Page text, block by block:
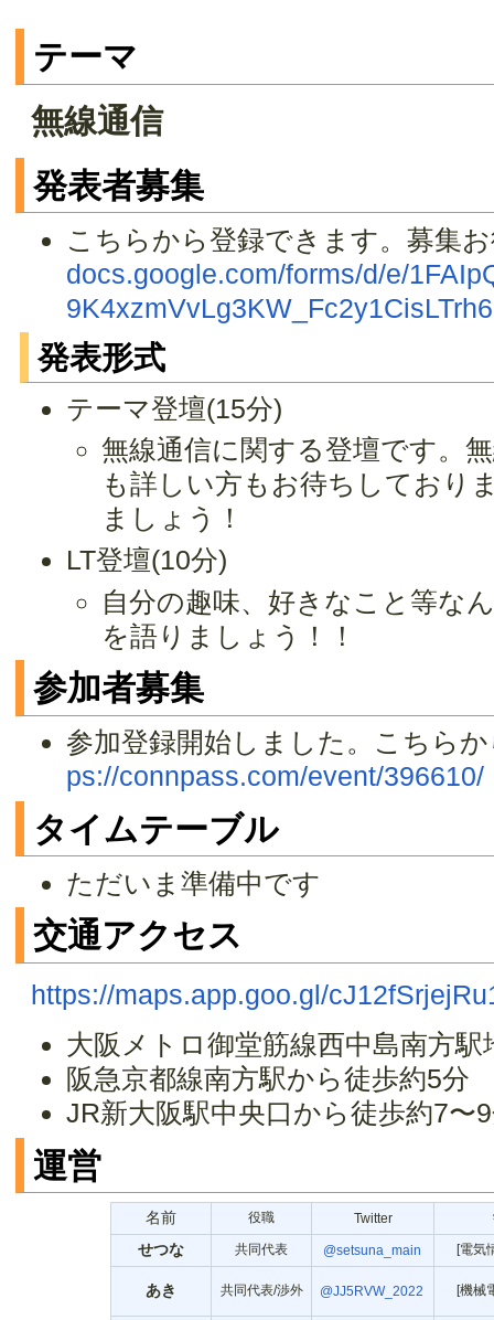
テーマ
無線通信
発表者募集
こちらから登録できます。募集
docs.google.com/forms/d/e/
発表形式
テーマ登壇(15分)
無線通信に関する登壇です。
も詳しい方もお待ちしており
ましょう！
LT登壇(10分)
自分の趣味、好きなこと等な
を語りましょう！！
参加者募集
参加登録開始しました。こちら
ps://connpass.com/event/396610/
タイムテーブル
ただいま準備中です
交通アクセス
https://maps.app.goo.gl/
大阪メトロ御堂筋線西中島南方
阪急京都線南方駅から徒歩約5分
JR新大阪駅中央口から徒歩約7〜
運営
名前 役職 Twitter
せつな 共同代表 @setsuna_main [電気
あき 共同代表/渉外 @JJ5RVW_2022 [機械